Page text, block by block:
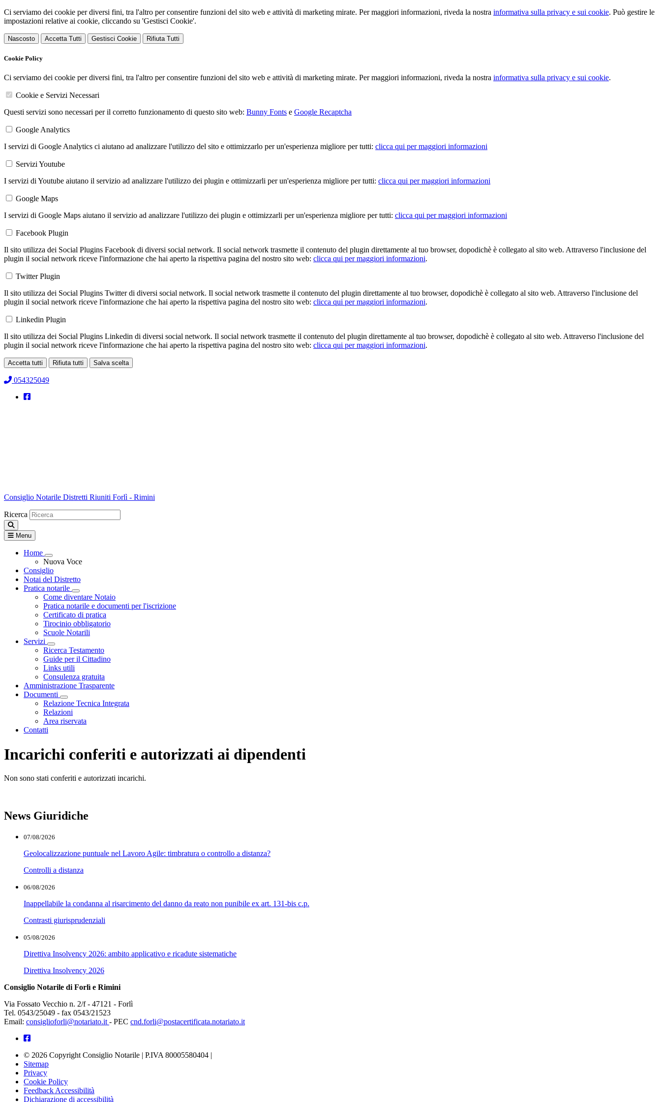
Ci serviamo dei cookie per diversi fini, tra l'altro per consentire funzioni del sito web e attività di marketing mirate. Per maggiori informazioni, riveda la nostra informativa sulla privacy e sui cookie. Può gestire le
impostazioni relative ai cookie, cliccando su 'Gestisci Cookie'.
Nascosto Accetta Tutti Gestisci Cookie Rifiuta Tutti
Cookie Policy
Ci serviamo dei cookie per diversi fini, tra l'altro per consentire funzioni del sito web e attività di marketing mirate. Per maggiori informazioni, riveda la nostra informativa sulla privacy e sui cookie.
Cookie e Servizi Necessari
Questi servizi sono necessari per il corretto funzionamento di questo sito web: Bunny Fonts e Google Recaptcha
Google Analytics
I servizi di Google Analytics ci aiutano ad analizzare l'utilizzo del sito e ottimizzarlo per un'esperienza migliore per tutti: clicca qui per maggiori informazioni
Servizi Youtube
I servizi di Youtube aiutano il servizio ad analizzare l'utilizzo dei plugin e ottimizzarli per un'esperienza migliore per tutti: clicca qui per maggiori informazioni
Google Maps
I servizi di Google Maps aiutano il servizio ad analizzare l'utilizzo dei plugin e ottimizzarli per un'esperienza migliore per tutti: clicca qui per maggiori informazioni
Facebook Plugin
Il sito utilizza dei Social Plugins Facebook di diversi social network. Il social network trasmette il contenuto del plugin direttamente al tuo browser, dopodichè è collegato al sito web. Attraverso l'inclusione del
plugin il social network riceve l'informazione che hai aperto la rispettiva pagina del nostro sito web: clicca qui per maggiori informazioni.
Twitter Plugin
Il sito utilizza dei Social Plugins Twitter di diversi social network. Il social network trasmette il contenuto del plugin direttamente al tuo browser, dopodichè è collegato al sito web. Attraverso l'inclusione del
plugin il social network riceve l'informazione che hai aperto la rispettiva pagina del nostro sito web: clicca qui per maggiori informazioni.
Linkedin Plugin
Il sito utilizza dei Social Plugins Linkedin di diversi social network. Il social network trasmette il contenuto del plugin direttamente al tuo browser, dopodichè è collegato al sito web. Attraverso l'inclusione del
plugin il social network riceve l'informazione che hai aperto la rispettiva pagina del nostro sito web: clicca qui per maggiori informazioni.
Accetta tutti Rifiuta tutti Salva scelta
054325049
Consiglio Notarile Distretti Riuniti Forlì - Rimini
Ricerca
Menu
Home
Visualizza menù di secondo livello
Nuova Voce
Consiglio
Notai del Distretto
Pratica notarile
Visualizza menù di secondo livello
Come diventare Notaio
Pratica notarile e documenti per l'iscrizione
Certificato di pratica
Tirocinio obbligatorio
Scuole Notarili
Servizi
Visualizza menù di secondo livello
Ricerca Testamento
Guide per il Cittadino
Links utili
Consulenza gratuita
Amministrazione Trasparente
Documenti
Visualizza menù di secondo livello
Relazione Tecnica Integrata
Relazioni
Area riservata
Contatti
Incarichi conferiti e autorizzati ai dipendenti
Non sono stati conferiti e autorizzati incarichi.
News Giuridiche
07/08/2026
Geolocalizzazione puntuale nel Lavoro Agile: timbratura o controllo a distanza?
Controlli a distanza
06/08/2026
Inappellabile la condanna al risarcimento del danno da reato non punibile ex art. 131-bis c.p.
Contrasti giurisprudenziali
05/08/2026
Direttiva Insolvency 2026: ambito applicativo e ricadute sistematiche
Direttiva Insolvency 2026
Consiglio Notarile di Forlì e Rimini
Via Fossato Vecchio n. 2/f - 47121 - Forlì
Tel. 0543/25049 - fax 0543/21523
Email: consiglioforli@notariato.it - PEC cnd.forli@postacertificata.notariato.it
© 2026 Copyright Consiglio Notarile | P.IVA 80005580404 |
Sitemap
Privacy
Cookie Policy
Feedback Accessibilità
Dichiarazione di accessibilità